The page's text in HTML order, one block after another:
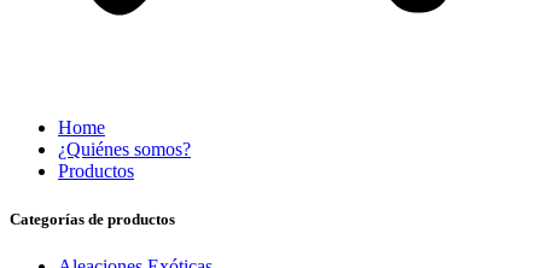
Home
¿Quiénes somos?
Productos
Categorías de productos